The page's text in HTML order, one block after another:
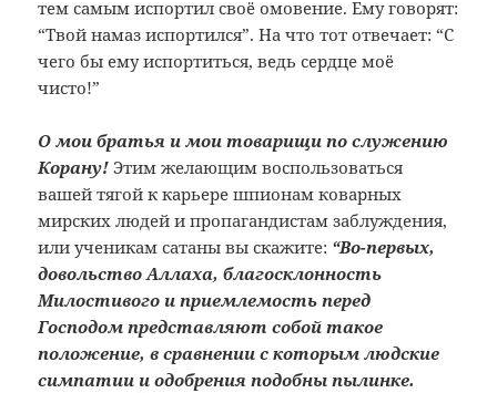
тем самым испортил своё омовение. Ему говорят:
“Твой намаз испортился”. На что тот отвечает: “С
чего бы ему испортиться, ведь сердце моё
чисто!”
О мои братья и мои товарищи по служению
Корану! Этим желающим воспользоваться
вашей тягой к карьере шпионам коварных
мирских людей и пропагандистам заблуждения,
или ученикам сатаны вы скажите: “Во-первых,
довольство Аллаха, благосклонность
Милостивого и приемлемость перед
Господом представляют собой такое
положение, в сравнении с которым людские
симпатии и одобрения подобны пылинке.